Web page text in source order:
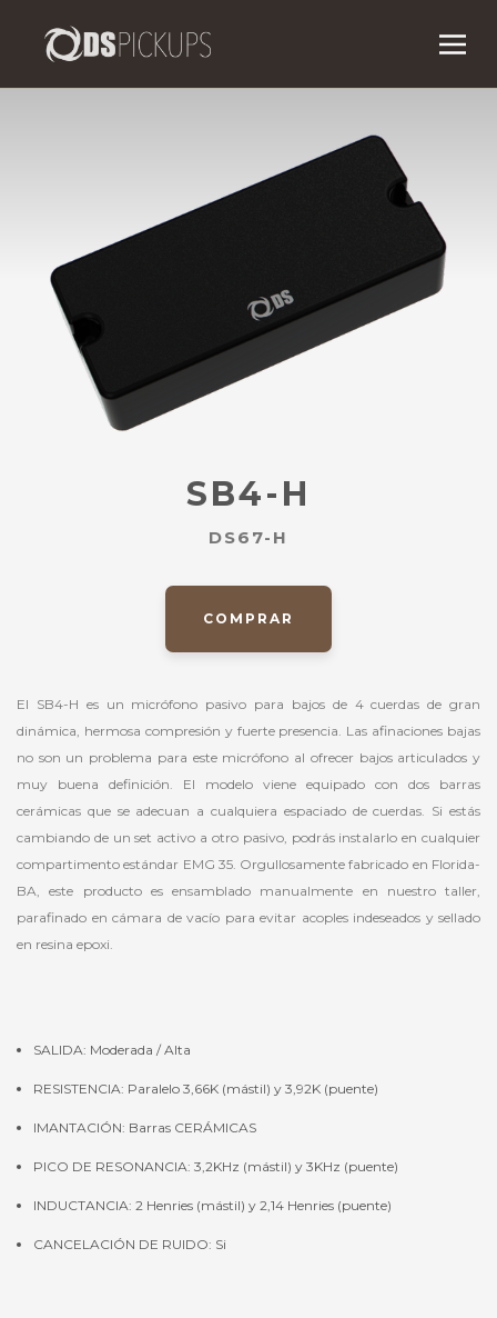
SB4-H
DS67-H
COMPRAR
El SB4-H es un micrófono pasivo para bajos de 4 cuerdas de gran
dinámica, hermosa compresión y fuerte presencia. Las afinaciones bajas
no son un problema para este micrófono al ofrecer bajos articulados y
muy buena definición. El modelo viene equipado con dos barras
cerámicas que se adecuan a cualquiera espaciado de cuerdas. Si estás
cambiando de un set activo a otro pasivo, podrás instalarlo en cualquier
compartimento estándar EMG 35. Orgullosamente fabricado en Florida-
BA, este producto es ensamblado manualmente en nuestro taller,
parafinado en cámara de vacío para evitar acoples indeseados y sellado
en resina epoxi.
SALIDA: Moderada / Alta
RESISTENCIA: Paralelo 3,66K (mástil) y 3,92K (puente)
IMANTACIÓN: Barras CERÁMICAS
PICO DE RESONANCIA: 3,2KHz (mástil) y 3KHz (puente)
INDUCTANCIA: 2 Henries (mástil) y 2,14 Henries (puente)
CANCELACIÓN DE RUIDO: Si